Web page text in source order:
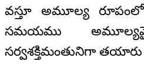
వస్తూ అమూల్య
సమయము
సర్వశక్తిమంతునిగా తయారు